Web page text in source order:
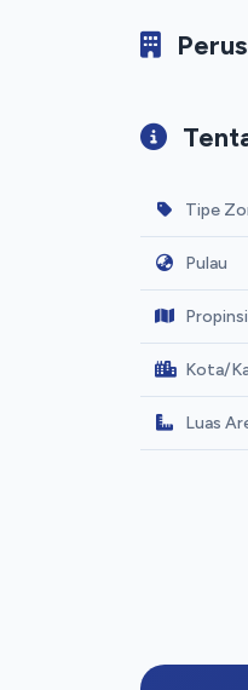
Tipe
Pulau
Propinsi
Kota/
Luas